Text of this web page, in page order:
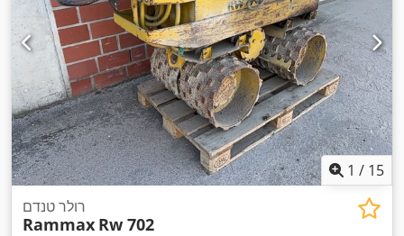
1 / 15
רולר טנדם
Rammax Rw 702